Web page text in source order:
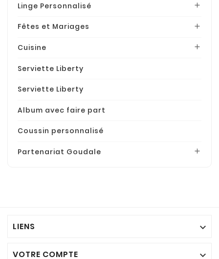
Linge Personnalisé 
Fêtes et Mariages 
Cuisine 
Serviette Liberty
Serviette Liberty
Album avec faire part
Coussin personnalisé
Partenariat Goudale 
LIENS 
VOTRE COMPTE 